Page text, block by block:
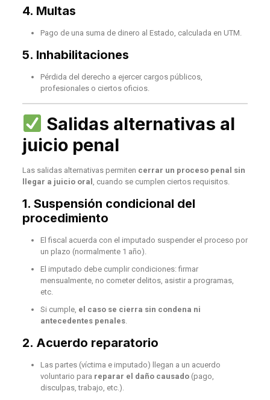
4. Multas
Pago de una suma de dinero al Estado, calculada en UTM.
5. Inhabilitaciones
Pérdida del derecho a ejercer cargos públicos,
profesionales o ciertos oficios.
Salidas alternativas al
juicio penal
Las salidas alternativas permiten cerrar un proceso penal sin
llegar a juicio oral , cuando se cumplen ciertos requisitos.
1. Suspensión condicional del
procedimiento
El fiscal acuerda con el imputado suspender el proceso por
un plazo (normalmente 1 año).
El imputado debe cumplir condiciones: firmar
mensualmente, no cometer delitos, asistir a programas,
etc.
Si cumple, el caso se cierra sin condena ni
antecedentes penales.
2. Acuerdo reparatorio
Las partes (víctima e imputado) llegan a un acuerdo
voluntario para reparar el daño causado(pago,
disculpas, trabajo, etc.).